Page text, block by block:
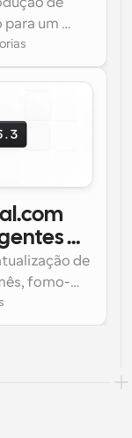
para um
Cal.diy, a
e
e
de
fomo-
para